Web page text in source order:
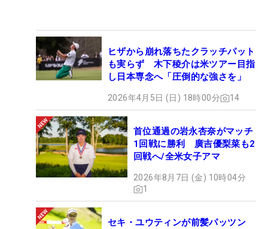
ヒザから崩れ落ちたクラッチパット
も実らず 木下稜介は米ツアー目指
し日本専念へ「圧倒的な強さを」
2026年4月5日 (日) 18時00分 14
首位通過の岩永杏奈がマッチ
1回戦に勝利 廣吉優梨菜も2
回戦へ/全米女子アマ
2026年8月7日 (金) 10時04分
1
セキ・ユウティンが前髪パッツン